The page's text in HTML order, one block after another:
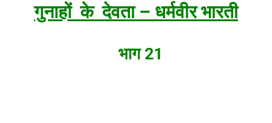
गुनाहों के देवता – धर्मवीर भारती
भाग 21